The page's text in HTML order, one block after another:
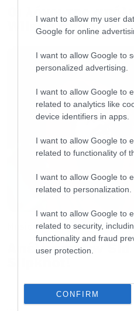
I want to allow my user
Google for online
I want to allow Google to
personalized advertising.
I want to allow Google to
related to analytics like
device identifiers in apps.
I want to allow Google to
related to functionality of
I want to allow Google to
related to personalization.
I want to allow Google to
related to security,
functionality and fraud
user protection.
CONFIRM
εντυπωσιακή
στα 90s, χάρη σε ένα
δίσκων (“Tales From
“Somewhere Far
Earth”), οι Blind
παραμείνουν στην
ήχου για κάτι
και σήμερα μοιάζουν
Ο ολοκαίνουργιος,
τον τίτλο “The God
γκρουπ σε δαιμονιώδη
για μια από τις
Οι λόγοι της
Wilson από τους
Απέλυσαν τον Sid